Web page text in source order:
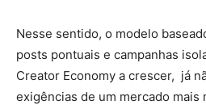
Nesse sentido, o modelo
posts pontuais e campanhas
Creator Economy a crescer, já
exigências de um mercado mais